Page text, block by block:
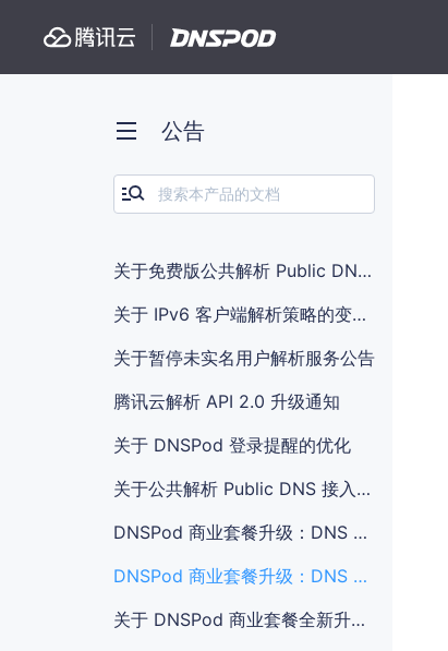
公告
关于免费版公共解析 Public DNS 部分线路访问失败的公告
关于 IPv6 客户端解析策略的变更说明
关于暂停未实名用户解析服务公告
腾讯云解析 API 2.0 升级通知
关于 DNSPod 登录提醒的优化
关于公共解析 Public DNS 接入 CAM 访问管理变更通知
DNSPod 商业套餐升级：DNS 增值服务
DNSPod 商业套餐升级：DNS 解析套餐
关于 DNSPod 商业套餐全新升级的通知